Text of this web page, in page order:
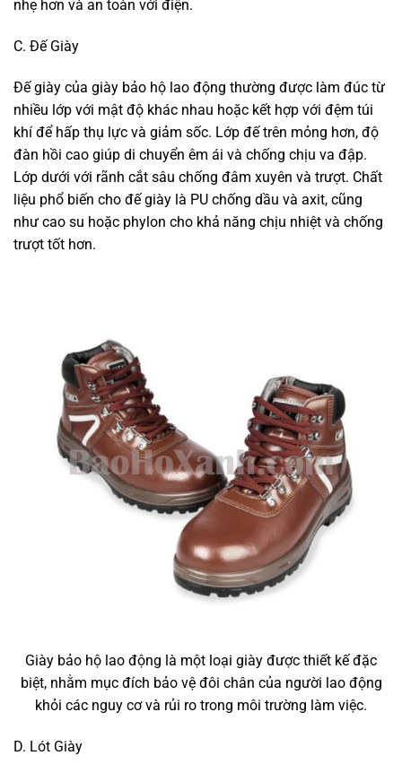
nhẹ hơn và an toàn với điện.
C. Đế Giày
Đế giày của giày bảo hộ lao động thường được làm đúc từ
nhiều lớp với mật độ khác nhau hoặc kết hợp với đệm túi
khí để hấp thụ lực và giảm sốc. Lớp đế trên mỏng hơn, độ
đàn hồi cao giúp di chuyển êm ái và chống chịu va đập.
Lớp dưới với rãnh cắt sâu chống đâm xuyên và trượt. Chất
liệu phổ biến cho đế giày là PU chống dầu và axit, cũng
như cao su hoặc phylon cho khả năng chịu nhiệt và chống
trượt tốt hơn.
Giày bảo hộ lao động là một loại giày được thiết kế đặc
biệt, nhằm mục đích bảo vệ đôi chân của người lao động
khỏi các nguy cơ và rủi ro trong môi trường làm việc.
D. Lót Giày